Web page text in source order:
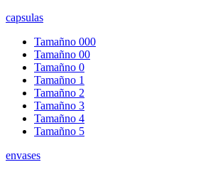
capsulas
Tamañno 000
Tamañno 00
Tamañno 0
Tamañno 1
Tamañno 2
Tamañno 3
Tamañno 4
Tamañno 5
envases